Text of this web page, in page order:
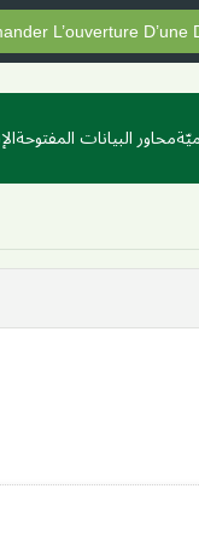
L’ouverture D’une
محاور البيانات المفتوحة